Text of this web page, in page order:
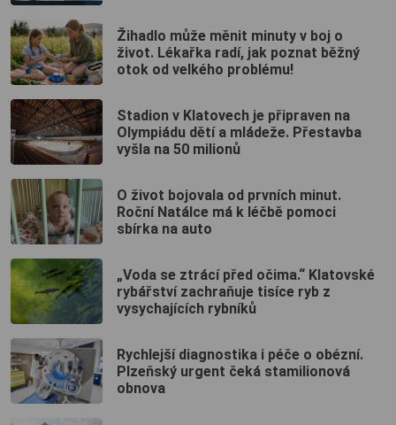
Žihadlo může měnit minuty v boj o
život. Lékařka radí, jak poznat běžný
otok od velkého problému!
Stadion v Klatovech je připraven na
Olympiádu dětí a mládeže. Přestavba
vyšla na 50 milionů
O život bojovala od prvních minut.
Roční Natálce má k léčbě pomoci
sbírka na auto
„Voda se ztrácí před očima.“ Klatovské
rybářství zachraňuje tisíce ryb z
vysychajících rybníků
Rychlejší diagnostika i péče o obézní.
Plzeňský urgent čeká stamilionová
obnova